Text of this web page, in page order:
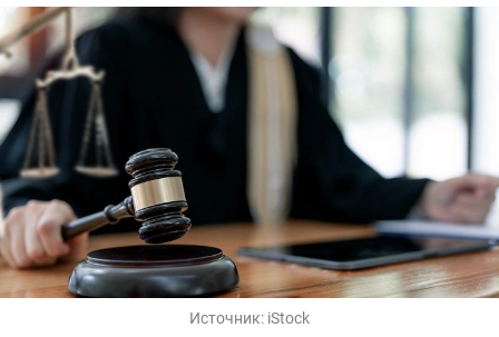
Источник: iStock